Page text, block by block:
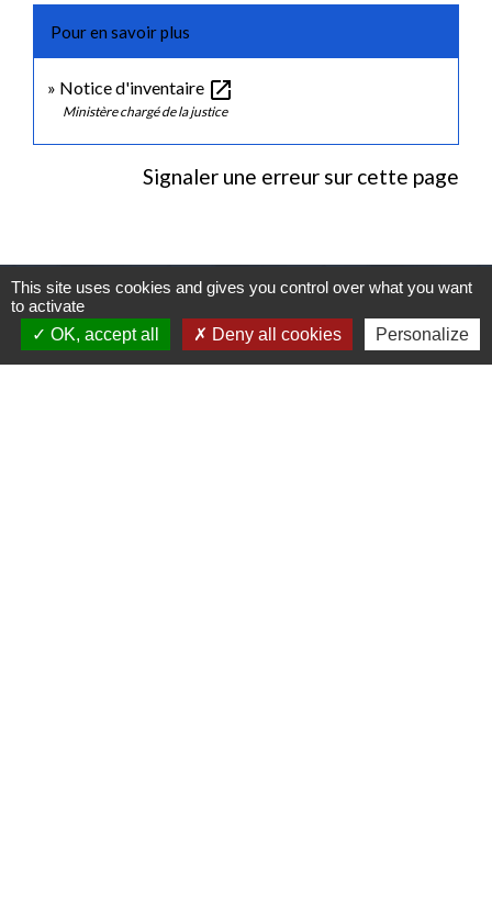
Pour en savoir plus
Notice d'inventaire open_in_new
Ministère chargé de la justice
Signaler une erreur sur cette page
Contactez-nous
Commune de Gidy
This site uses cookies and gives you control over what you want
to activate
OK, accept all
Deny all cookies Personalize